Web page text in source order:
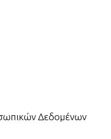
Δεδομένων